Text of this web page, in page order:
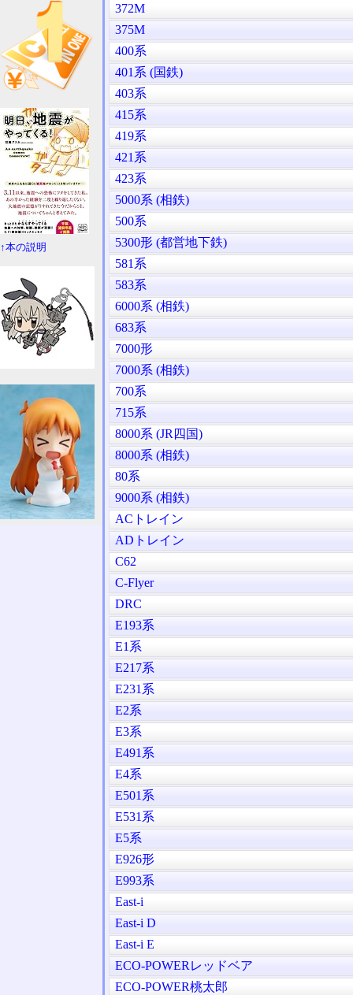
372M
375M
400系
401系 (国鉄)
403系
415系
419系
421系
423系
5000系 (相鉄)
500系
5300形 (都営地下鉄)
581系
583系
6000系 (相鉄)
683系
7000形
7000系 (相鉄)
700系
715系
8000系 (JR四国)
8000系 (相鉄)
80系
9000系 (相鉄)
ACトレイン
ADトレイン
C62
C-Flyer
DRC
E193系
E1系
E217系
E231系
E2系
E3系
E491系
E4系
E501系
E531系
E5系
E926形
E993系
East-i
East-i D
East-i E
ECO-POWERレッドベア
ECO-POWER桃太郎
↑本の説明